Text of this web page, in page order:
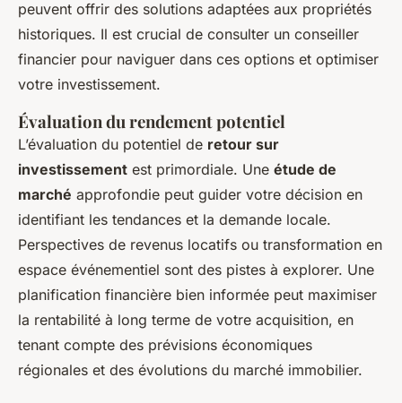
peuvent offrir des solutions adaptées aux propriétés
historiques. Il est crucial de consulter un conseiller
financier pour naviguer dans ces options et optimiser
votre investissement.
Évaluation du rendement potentiel
L’évaluation du potentiel de retour sur
investissement est primordiale. Une étude de
marché approfondie peut guider votre décision en
identifiant les tendances et la demande locale.
Perspectives de revenus locatifs ou transformation en
espace événementiel sont des pistes à explorer. Une
planification financière bien informée peut maximiser
la rentabilité à long terme de votre acquisition, en
tenant compte des prévisions économiques
régionales et des évolutions du marché immobilier.